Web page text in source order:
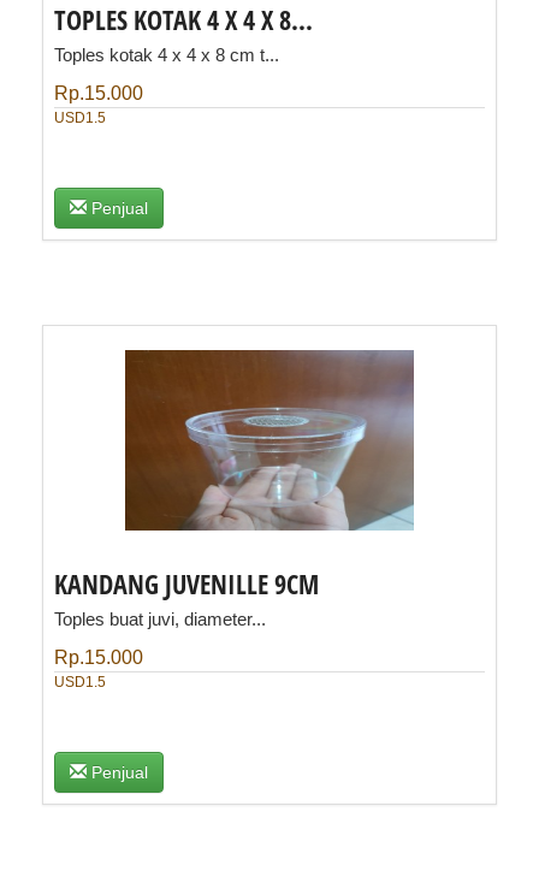
TOPLES KOTAK 4 X 4 X 8...
Toples kotak 4 x 4 x 8 cm t...
Rp.15.000
USD1.5
Penjual
KANDANG JUVENILLE 9CM
Toples buat juvi, diameter...
Rp.15.000
USD1.5
Penjual